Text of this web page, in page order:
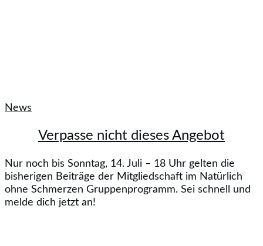
News
Verpasse nicht dieses Angebot
Nur noch bis Sonntag, 14. Juli – 18 Uhr gelten die
bisherigen Beiträge der Mitgliedschaft im Natürlich
ohne Schmerzen Gruppenprogramm. Sei schnell und
melde dich jetzt an!